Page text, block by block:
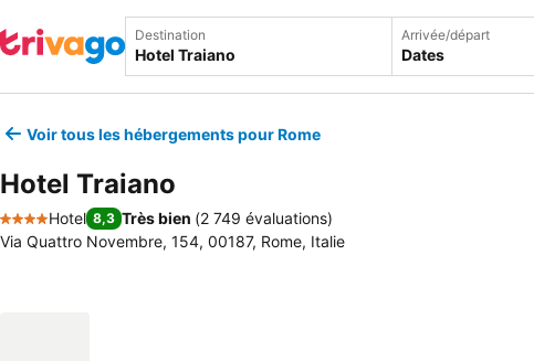
Destination Arrivée/départ
Dates
Voir tous les hébergements pour Rome
Hotel Traiano
4 Étoiles
Hotel 8,3 Très bien (2 749 évaluations)
Via Quattro Novembre, 154, 00187, Rome, Italie